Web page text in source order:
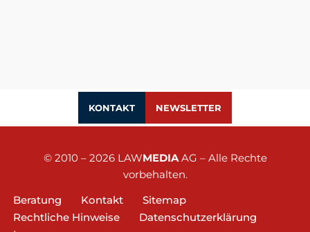
KONTAKT NEWSLETTER
© 2010 – 2026 LAWMEDIAAG – Alle Rechte
vorbehalten.
Beratung
Kontakt
Sitemap
Rechtliche Hinweise
Datenschutzerklärung